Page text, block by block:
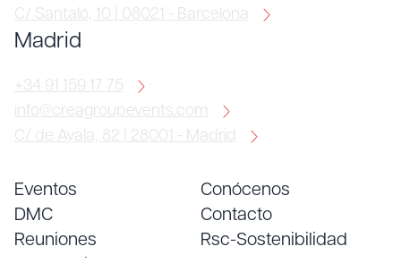
C/ Santaló, 10 | 08021 - Barcelona
Madrid
+34 91 159 17 75
info@creagroupevents.com
C/ de Ayala, 82 | 28001 - Madrid
Eventos
DMC
Reuniones
Conócenos
Contacto
Rsc-Sostenibilidad